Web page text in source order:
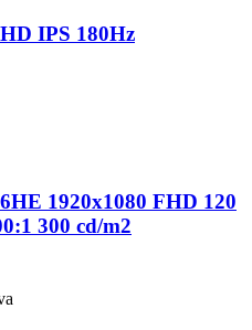
IPS 180Hz
1920x1080 FHD 120
300 cd/m2